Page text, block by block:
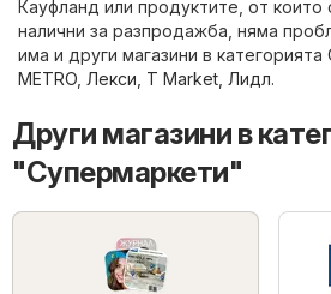
Кауфланд или продуктите, от
налични за разпродажба, няма
има и други магазини в категорията
METRO Лекси T Market Лидл.
Други магазини в
"Супермаркети"